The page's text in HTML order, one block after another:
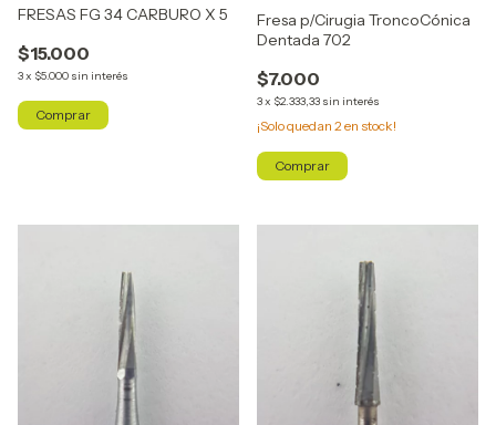
FRESAS FG 34 CARBURO X 5
$15.000
3x $5.000 sin interés
Fresa p/Cirugia TroncoCónica
Dentada 702
$7.000
3x $2.333,33 sin interés
¡Solo quedan 2 en stock!